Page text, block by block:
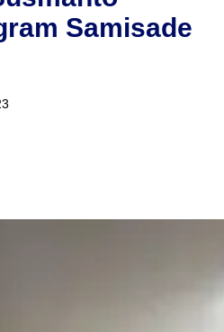
Samisade